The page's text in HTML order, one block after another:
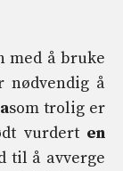
med å bruke
nødvendig å
som trolig er
vurdert en
til å avverge